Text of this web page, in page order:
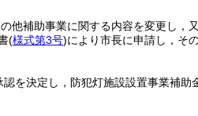
他補助事業に関する内容を変更し，
(様式第3号)により市長に申請し，そ
を決定し，防犯灯施設設置事業補助